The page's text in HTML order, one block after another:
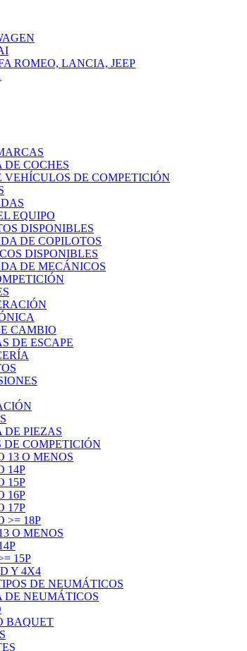
ROMEO, LANCIA, JEEP
DE COCHES
VEHÍCULOS DE COMPETICIÓN
EQUIPO
DISPONIBLES
DE COPILOTOS
DISPONIBLES
DE MECÁNICOS
CAMBIO
DE ESCAPE
DE PIEZAS
COMPETICIÓN
13 O MENOS
14P
15P
16P
17P
>= 18P
O MENOS
15P
Y 4X4
DE NEUMÁTICOS
DE NEUMÁTICOS
BAQUET